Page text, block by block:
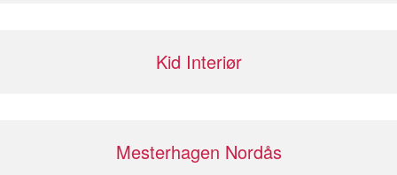
Kid Interiør
Mesterhagen Nordås